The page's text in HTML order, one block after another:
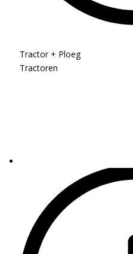
Tractor + Ploeg
Tractoren